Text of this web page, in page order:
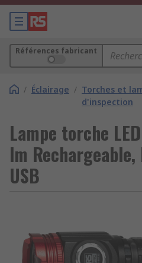
Références fabricant
/ Éclairage / Torches et
d'inspection
Lampe torche
lm
USB